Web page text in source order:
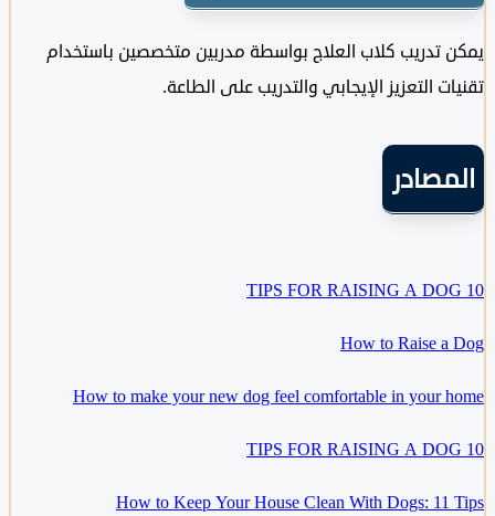
تدريب كلاب العلاج بواسطة مدربين متخصصين باستخدام
التعزيز الإيجابي والتدريب على الطاعة.
How to Raise
How to make your new dog feel comfortable in your
How to Keep Your House Clean With Dogs: